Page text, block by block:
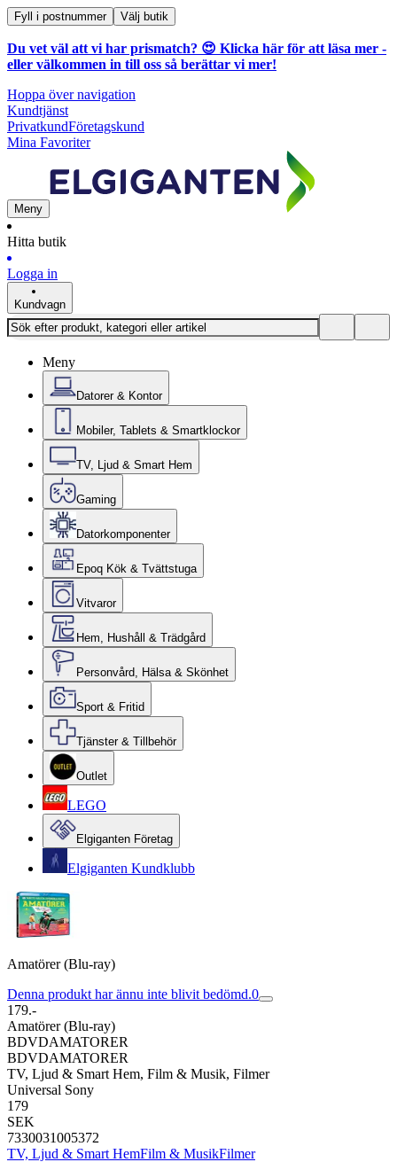
Fyll i postnummer Välj butik
Du vet väl att vi har prismatch? 😍 Klicka här för att läsa mer -
eller välkommen in till oss så berättar vi mer!
Hoppa över navigation
Kundtjänst
PrivatkundFöretagskund
Mina Favoriter
Meny
Hitta butik
Logga in
Kundvagn
Meny
Datorer & Kontor
Mobiler, Tablets & Smartklockor
TV, Ljud & Smart Hem
Gaming
Datorkomponenter
Epoq Kök & Tvättstuga
Vitvaror
Hem, Hushåll & Trädgård
Personvård, Hälsa & Skönhet
Sport & Fritid
Tjänster & Tillbehör
Outlet
LEGO
Elgiganten Företag
Elgiganten Kundklubb
Amatörer (Blu-ray)
Denna produkt har ännu inte blivit bedömd.0
179.-
Amatörer (Blu-ray)
BDVDAMATORER
BDVDAMATORER
TV, Ljud & Smart Hem, Film & Musik, Filmer
Universal Sony
179
SEK
7330031005372
TV, Ljud & Smart HemFilm & MusikFilmer